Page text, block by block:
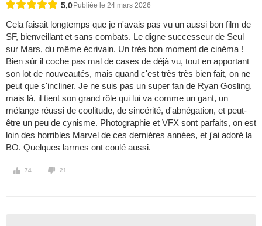
5,0 Publiée le 24 mars 2026
Cela faisait longtemps que je n'avais pas vu un aussi bon film de
SF, bienveillant et sans combats. Le digne successeur de Seul
sur Mars, du même écrivain. Un très bon moment de cinéma !
Bien sûr il coche pas mal de cases de déjà vu, tout en apportant
son lot de nouveautés, mais quand c'est très très bien fait, on ne
peut que s'incliner. Je ne suis pas un super fan de Ryan Gosling,
mais là, il tient son grand rôle qui lui va comme un gant, un
mélange réussi de coolitude, de sincérité, d'abnégation, et peut-
être un peu de cynisme. Photographie et VFX sont parfaits, on est
loin des horribles Marvel de ces dernières années, et j'ai adoré la
BO. Quelques larmes ont coulé aussi.
74 21